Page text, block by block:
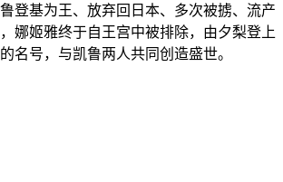
登基为王、放弃回日本、多次被掳、流产
娜姬雅终于自王宫中被排除，由夕梨登上
名号，与凯鲁两人共同创造盛世。